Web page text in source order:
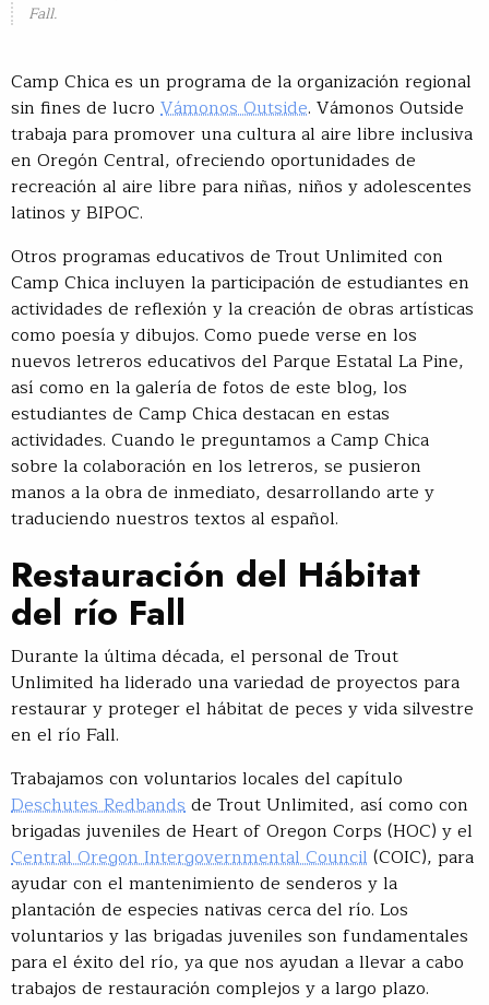
Fall.
Camp Chica es un programa de la organización regional
sin fines de lucro Vámonos Outside. Vámonos Outside
trabaja para promover una cultura al aire libre inclusiva
en Oregón Central, ofreciendo oportunidades de
recreación al aire libre para niñas, niños y adolescentes
latinos y BIPOC.
Otros programas educativos de Trout Unlimited con
Camp Chica incluyen la participación de estudiantes en
actividades de reflexión y la creación de obras artísticas
como poesía y dibujos. Como puede verse en los
nuevos letreros educativos del Parque Estatal La Pine,
así como en la galería de fotos de este blog, los
estudiantes de Camp Chica destacan en estas
actividades. Cuando le preguntamos a Camp Chica
sobre la colaboración en los letreros, se pusieron
manos a la obra de inmediato, desarrollando arte y
traduciendo nuestros textos al español.
Restauración del Hábitat
del río Fall
Durante la última década, el personal de Trout
Unlimited ha liderado una variedad de proyectos para
restaurar y proteger el hábitat de peces y vida silvestre
en el río Fall.
Trabajamos con voluntarios locales del capítulo
Deschutes Redbandsde Trout Unlimited, así como con
brigadas juveniles de Heart of Oregon Corps (HOC) y el
Central Oregon Intergovernmental Council (COIC), para
ayudar con el mantenimiento de senderos y la
plantación de especies nativas cerca del río. Los
voluntarios y las brigadas juveniles son fundamentales
para el éxito del río, ya que nos ayudan a llevar a cabo
trabajos de restauración complejos y a largo plazo.